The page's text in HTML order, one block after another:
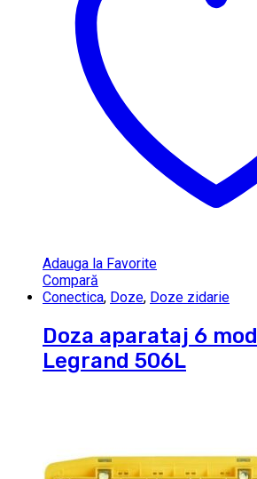
Adauga la Favorite
Compară
Conectica, Doze, Doze zidarie
Doza aparataj 6
Legrand 506L